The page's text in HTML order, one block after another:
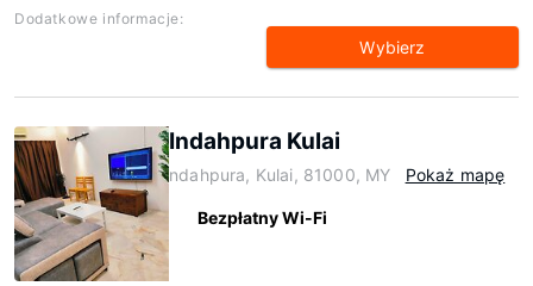
Dodatkowe informacje:
Wybierz
Indahpura Kulai
ndahpura, Kulai, 81000, MY Pokaż mapę
Bezpłatny Wi-Fi